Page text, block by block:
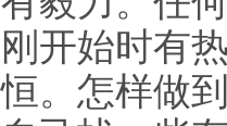
刚开始时有
恒。怎样做